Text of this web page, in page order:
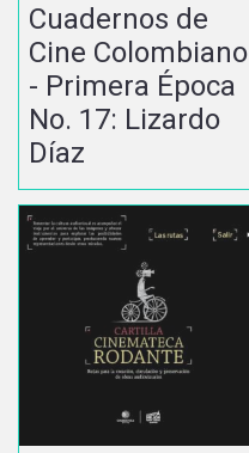
Cuadernos de
Cine Colombiano
- Primera Época
No. 17: Lizardo
Díaz